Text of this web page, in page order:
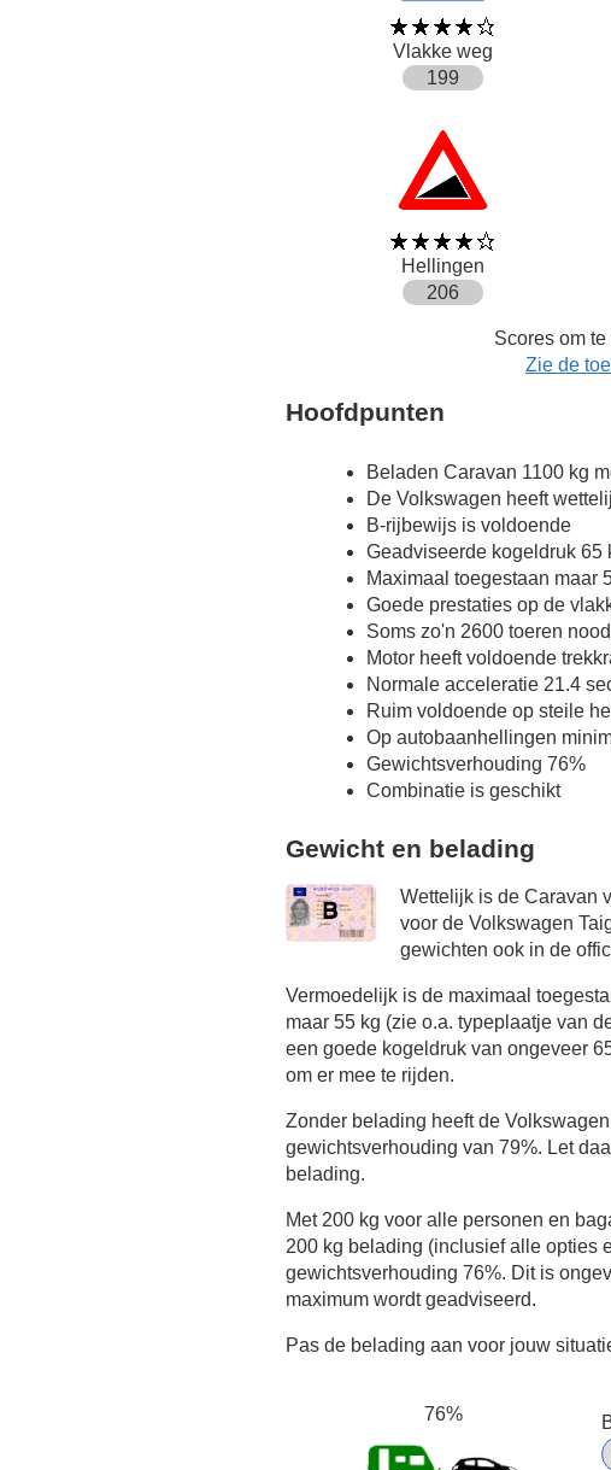
Vlakke weg
199
Hellingen
206
Scores om
Zie de
Hoofdpunten
Beladen Caravan 1100 kg
De Volkswagen heeft
B-rijbewijs is voldoende
Geadviseerde kogeldruk 65
Maximaal toegestaan maar
Goede prestaties op de
Soms zo'n 2600 toeren
Motor heeft voldoende
Normale acceleratie 21.4
Ruim voldoende op steile
Op autobaanhellingen
Gewichtsverhouding 76%
Combinatie is geschikt
Gewicht en belading
Wettelijk is de Caravan
voor de Volkswagen
gewichten ook in de
Vermoedelijk is de maximaal
maar 55 kg (zie o.a. typeplaatje van
een goede kogeldruk van ongeveer
om er mee te rijden.
Zonder belading heeft de
gewichtsverhouding van 79%. Let
belading.
Met 200 kg voor alle personen en
200 kg belading (inclusief alle opties
gewichtsverhouding 76%. Dit is
maximum wordt geadviseerd.
Pas de belading aan voor jouw
76%